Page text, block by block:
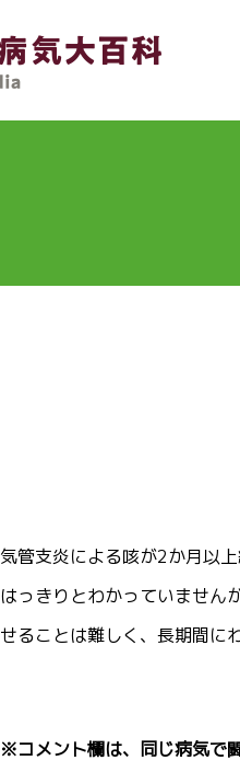
気管支炎による咳が2か月以
はっきりとわかっていません
せることは難しく、長期間に
※コメント欄は、同じ病気で